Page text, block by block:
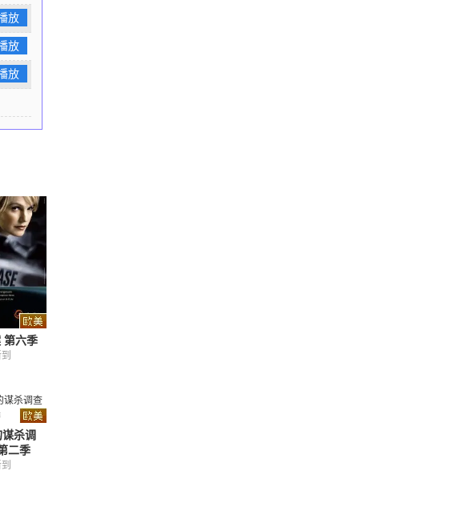
放
放
放
第六季
杀调
二季